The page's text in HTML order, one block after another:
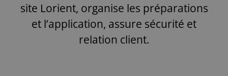
site Lorient, organise les préparations
et l’application, assure sécurité et
relation client.